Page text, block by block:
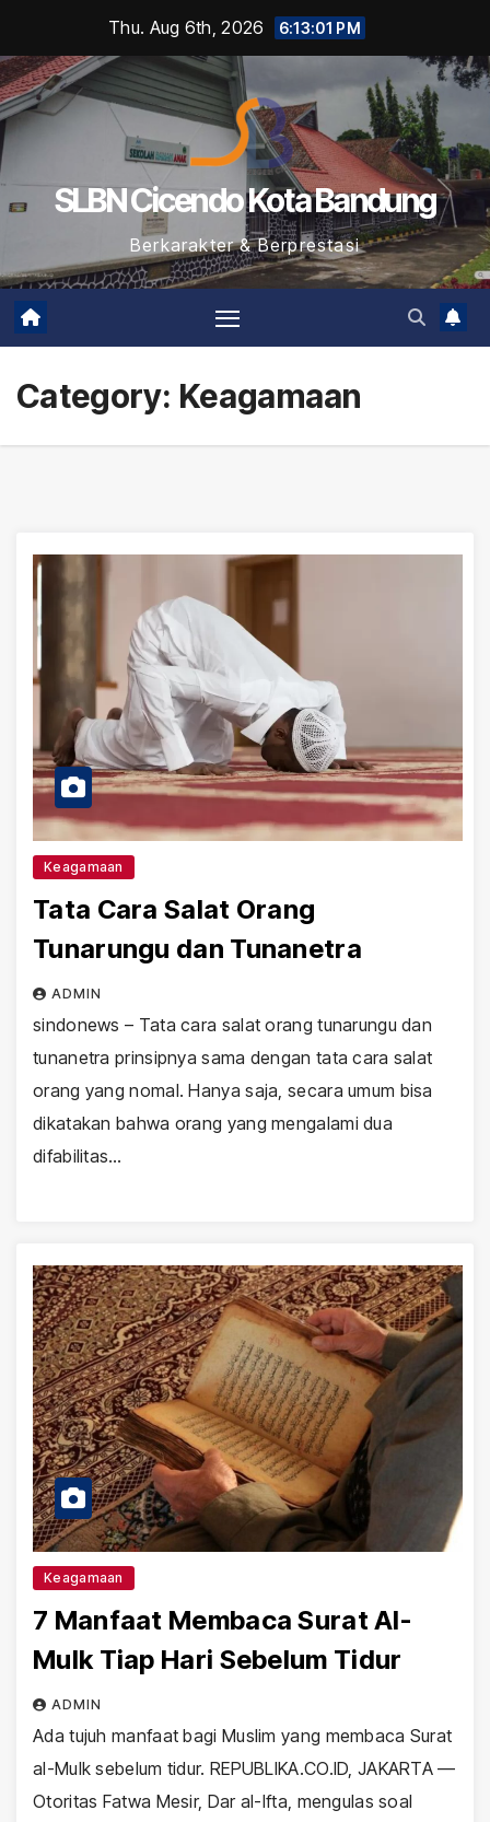
content
Thu. Aug 6th, 2026 6:13:01 PM
SLBN Cicendo Kota Bandung
Berkarakter & Berprestasi
Category: Keagamaan
Keagamaan
Tata Cara Salat Orang
Tunarungu dan Tunanetra
ADMIN
sindonews – Tata cara salat orang tunarungu dan
tunanetra prinsipnya sama dengan tata cara salat
orang yang nomal. Hanya saja, secara umum bisa
dikatakan bahwa orang yang mengalami dua
difabilitas…
Keagamaan
7 Manfaat Membaca Surat Al-
Mulk Tiap Hari Sebelum Tidur
ADMIN
Ada tujuh manfaat bagi Muslim yang membaca Surat
al-Mulk sebelum tidur. REPUBLIKA.CO.ID, JAKARTA —
Otoritas Fatwa Mesir, Dar al-Ifta, mengulas soal